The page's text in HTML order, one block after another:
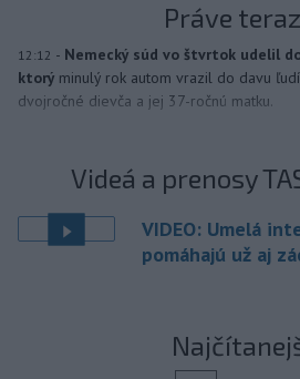
Práve teraz
12:12 - Nemecký súd vo štvrtok udelil
ktorý minulý rok autom vrazil do davu
dvojročné dievča a jej 37-ročnú matku.
Videá a prenosy
VIDEO: Umelá
pomáhajú už aj